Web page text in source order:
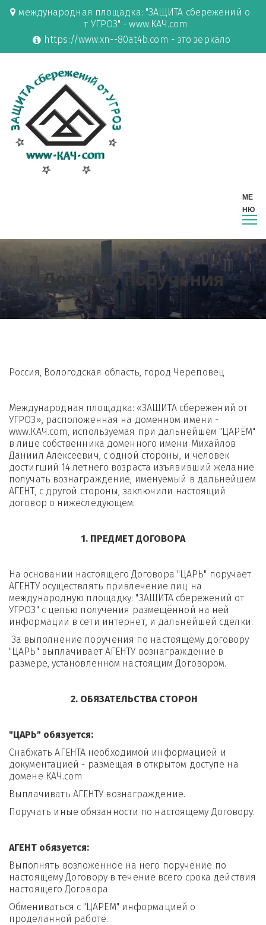
международная площадка: "ЗАЩИТА сбережений о
т УГРОЗ" - www.КАЧ.com
https://www.xn--80at4b.com - это зеркало
Договор поручения
Россия, Вологодская область, город Череповец
Международная площадка: «ЗАЩИТА сбережений от
УГРОЗ», расположенная на доменном имени -
www.КАЧ.com, используемая при дальнейшем "ЦАРЁМ"
в лице собственника доменного имени Михайлов
Даниил Алексеевич, с одной стороны, и человек
достигший 14 летнего возраста изъявивший желание
получать вознаграждение, именуемый в дальнейшем
АГЕНТ, с другой стороны, заключили настоящий
договор о нижеследующем:
1. ПРЕДМЕТ ДОГОВОРА
На основании настоящего Договора "ЦАРЬ" поручает
АГЕНТУ осуществлять привлечение лиц на
международную площадку: "ЗАЩИТА сбережений от
УГРОЗ" с целью получения размещённой на ней
информации в сети интернет, и дальнейшей сделки.
За выполнение поручения по настоящему договору
"ЦАРЬ" выплачивает АГЕНТУ вознаграждение в
размере, установленном настоящим Договором.
2. ОБЯЗАТЕЛЬСТВА СТОРОН
"ЦАРЬ" обязуется:
Снабжать АГЕНТА необходимой информацией и
документацией - размещая в открытом доступе на
домене КАЧ.com
Выплачивать АГЕНТУ вознаграждение.
Поручать иные обязанности по настоящему Договору.
АГЕНТ обязуется:
Выполнять возложенное на него поручение по
настоящему Договору в течение всего срока действия
настоящего Договора.
Обмениваться с "ЦАРЁМ" информацией о
проделанной работе.